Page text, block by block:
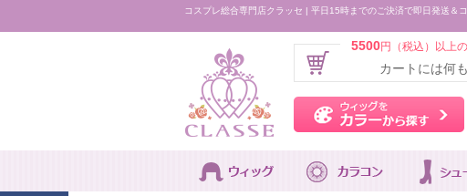
コスプレ総合専門店クラッセ | 平日15時までのご決済で即日発送＆
5500円（税込）以上
カートには何